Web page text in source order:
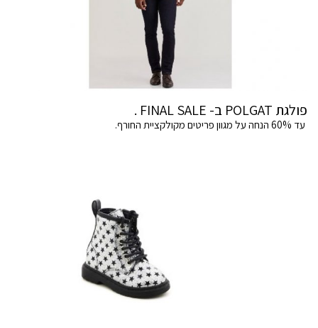
פולגת POLGAT ב- FINAL SALE .
עד 60% הנחה על מגוון פריטים מקולקציית החורף.